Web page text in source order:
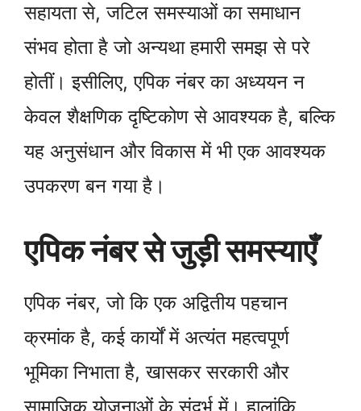
सहायता से, जटिल समस्याओं का समाधान
संभव होता है जो अन्यथा हमारी समझ से परे
होतीं। इसीलिए, एपिक नंबर का अध्ययन न
केवल शैक्षणिक दृष्टिकोण से आवश्यक है, बल्कि
यह अनुसंधान और विकास में भी एक आवश्यक
उपकरण बन गया है।
एपिक नंबर से जुड़ी समस्याएँ
एपिक नंबर, जो कि एक अद्वितीय पहचान
क्रमांक है, कई कार्यों में अत्यंत महत्वपूर्ण
भूमिका निभाता है, खासकर सरकारी और